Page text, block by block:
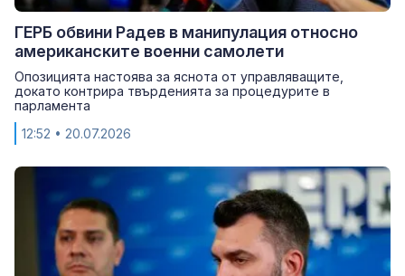
ГЕРБ обвини Радев в манипулация относно
американските военни самолети
Опозицията настоява за яснота от управляващите,
докато контрира твърденията за процедурите в
парламента
12:52 • 20.07.2026